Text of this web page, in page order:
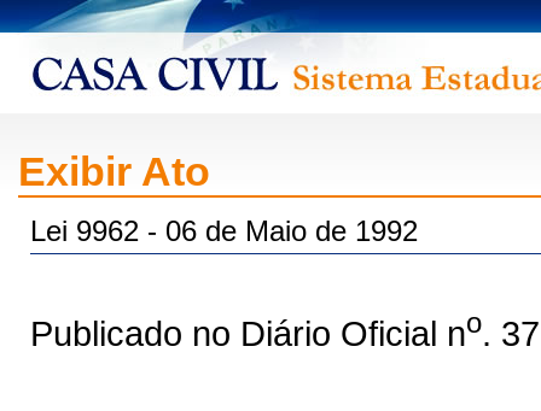
Exibir Ato
Lei 9962 - 06 de Maio de 1992
Publicado no Diário Oficial no.